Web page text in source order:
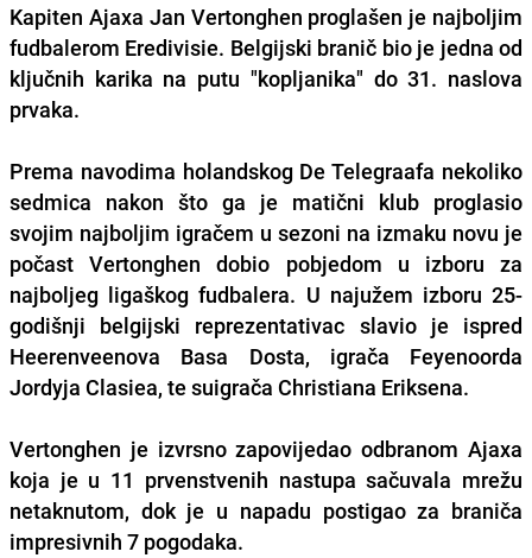
Kapiten Ajaxa Jan Vertonghen proglašen je najboljim
fudbalerom Eredivisie. Belgijski branič bio je jedna od
ključnih karika na putu "kopljanika" do 31. naslova
prvaka.
Prema navodima holandskog De Telegraafa nekoliko
sedmica nakon što ga je matični klub proglasio
svojim najboljim igračem u sezoni na izmaku novu je
počast Vertonghen dobio pobjedom u izboru za
najboljeg ligaškog fudbalera. U najužem izboru 25-
godišnji belgijski reprezentativac slavio je ispred
Heerenveenova Basa Dosta, igrača Feyenoorda
Jordyja Clasiea, te suigrača Christiana Eriksena.
Vertonghen je izvrsno zapovijedao odbranom Ajaxa
koja je u 11 prvenstvenih nastupa sačuvala mrežu
netaknutom, dok je u napadu postigao za braniča
impresivnih 7 pogodaka.